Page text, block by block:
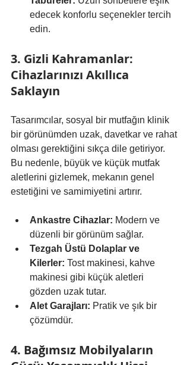
edecek konforlu seçenekler tercih
edin.
3. Gizli Kahramanlar:
Cihazlarınızı Akıllıca
Saklayın
Tasarımcılar, sosyal bir mutfağın klinik
bir görünümden uzak, davetkar ve rahat
olması gerektiğini sıkça dile getiriyor.
Bu nedenle, büyük ve küçük mutfak
aletlerini gizlemek, mekanın genel
estetiğini ve samimiyetini artırır.
Ankastre Cihazlar: Modern ve
düzenli bir görünüm sağlar.
Tezgah Üstü Dolaplar ve
Kilerler: Tost makinesi, kahve
makinesi gibi küçük aletleri
gözden uzak tutar.
Alet Garajları: Pratik ve şık bir
çözümdür.
4. Bağımsız Mobilyaların